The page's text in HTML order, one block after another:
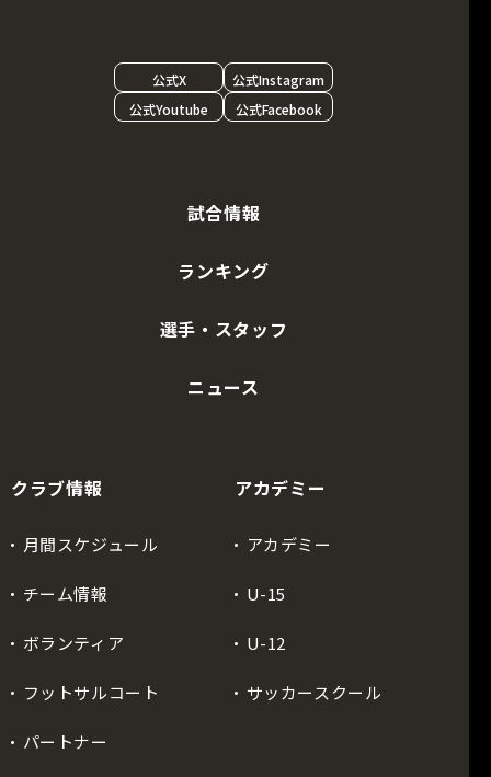
公式X
公式Instagram
公式Youtube
公式Facebook
試合情報
ランキング
選手・スタッフ
ニュース
クラブ情報
月間スケジュール
チーム情報
ボランティア
フットサルコート
パートナー
アカデミー
アカデミー
U-15
U-12
サッカースクール